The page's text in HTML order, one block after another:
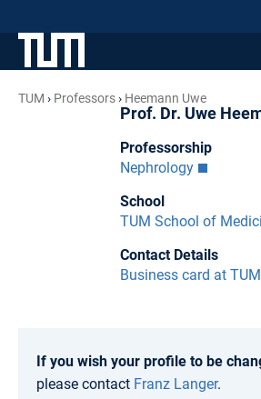
TUM Professors Heemann Uwe
Prof. Dr. Uwe
Professorship
Nephrology
School
TUM School of
Contact Details
Business card at
If you wish your profile to be
please contact Franz Langer.